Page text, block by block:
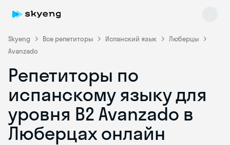
Skyeng Все репетиторы Испанский язык
Люберцы
Avanzado
Репетиторы по
испанскому языку для
уровня B2 Avanzado в
Люберцах онлайн
Skyeng Chat